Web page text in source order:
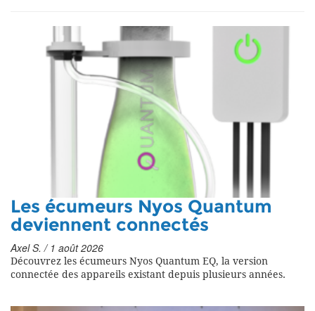
Les écumeurs Nyos Quantum
deviennent connectés
Axel S. / 1 août 2026
Découvrez les écumeurs Nyos Quantum EQ, la version
connectée des appareils existant depuis plusieurs années.